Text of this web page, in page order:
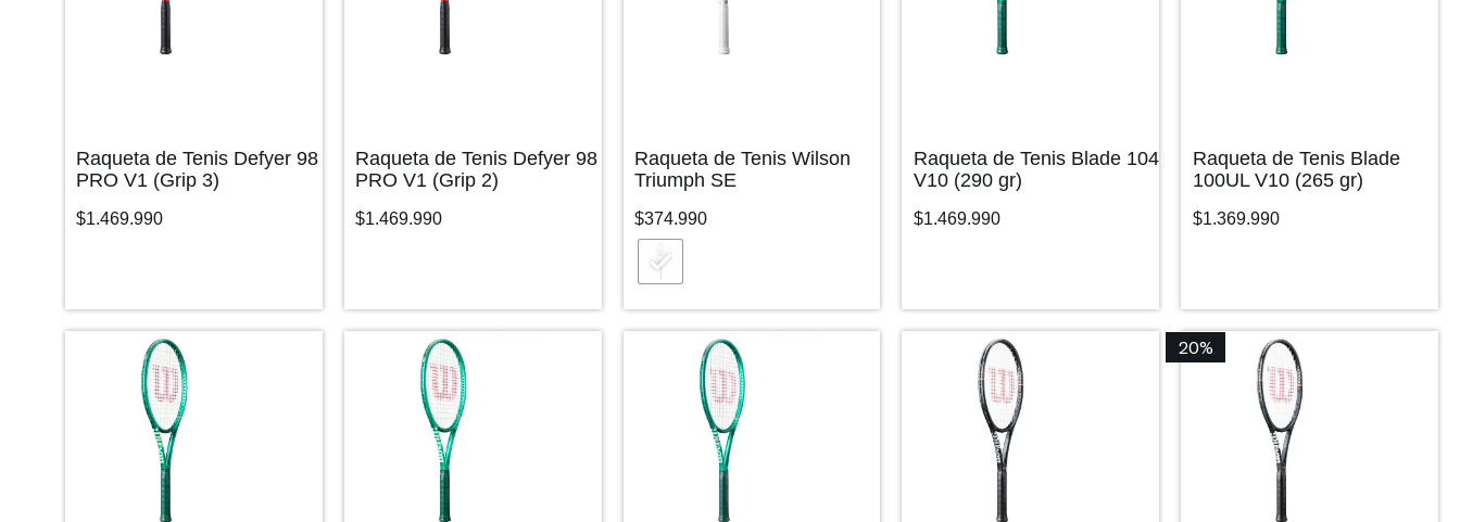
Raqueta de Tenis Defyer 98
PRO V1 (Grip 3)
$1.469.990
Raqueta de Tenis Defyer 98
PRO V1 (Grip 2)
$1.469.990
Raqueta de Tenis Wilson
Triumph SE
$374.990
Raqueta de Tenis Blade 104
V10 (290 gr)
$1.469.990
Raqueta de Tenis Blade
100UL V10 (265 gr)
$1.369.990
20%